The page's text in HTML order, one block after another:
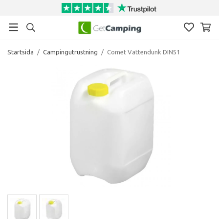
Startsida / Campingutrustning / Comet Vattendunk DIN51